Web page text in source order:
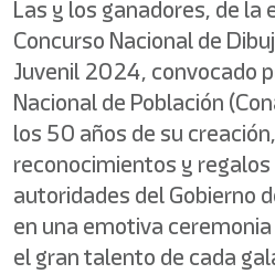
contenido.
Las y los ganadores, de
Concurso Nacional de
Juvenil 2024, convocado
Nacional de Población
los 50 años de su
reconocimientos y
autoridades del Gobierno
en una emotiva
el gran talento de cada